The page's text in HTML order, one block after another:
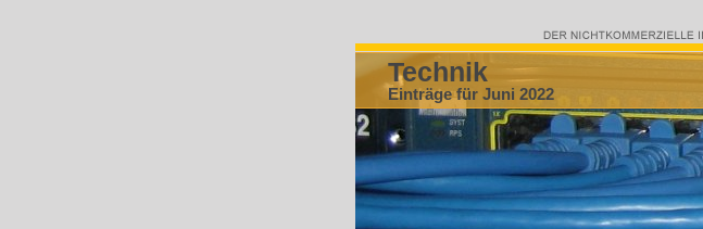
Technik
Einträge für Juni 2022